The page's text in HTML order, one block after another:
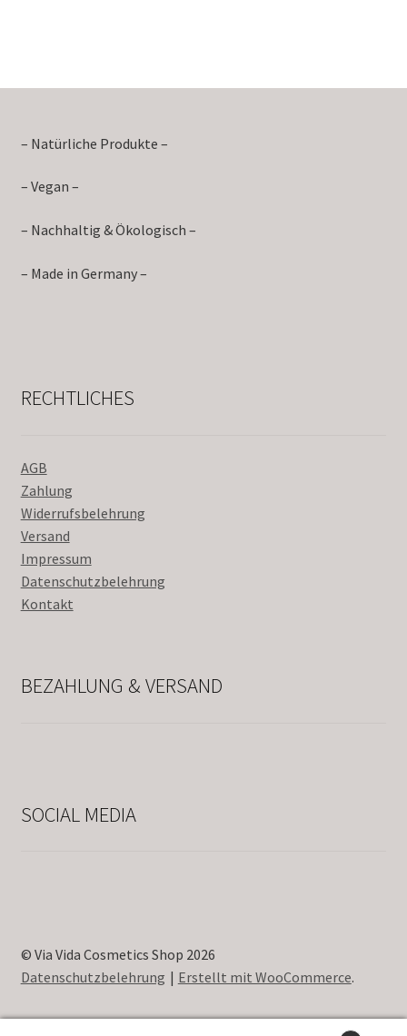
– Natürliche Produkte –
– Vegan –
– Nachhaltig & Ökologisch –
– Made in Germany –
RECHTLICHES
AGB
Zahlung
Widerrufsbelehrung
Versand
Impressum
Datenschutzbelehrung
Kontakt
BEZAHLUNG & VERSAND
SOCIAL MEDIA
© Via Vida Cosmetics Shop 2026
Datenschutzbelehrung
Erstellt mit WooCommerce.